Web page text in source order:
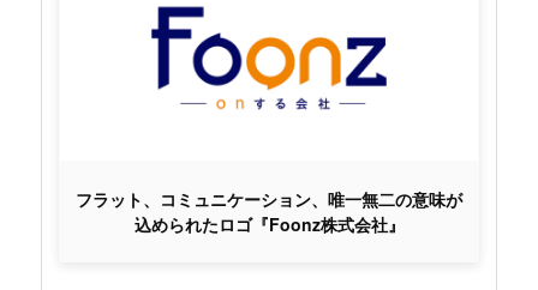
フラット、コミュニケーション、唯一無二の意味が
込められたロゴ『Foonz株式会社』